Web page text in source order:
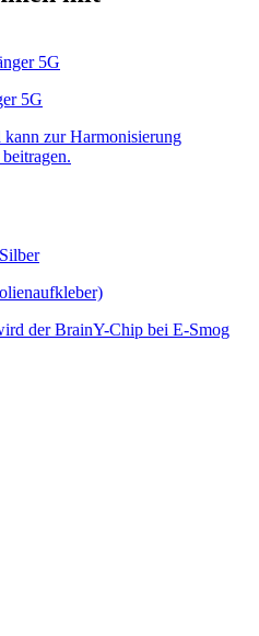
5G
zur Harmonisierung
der BrainY-Chip bei E-Smog